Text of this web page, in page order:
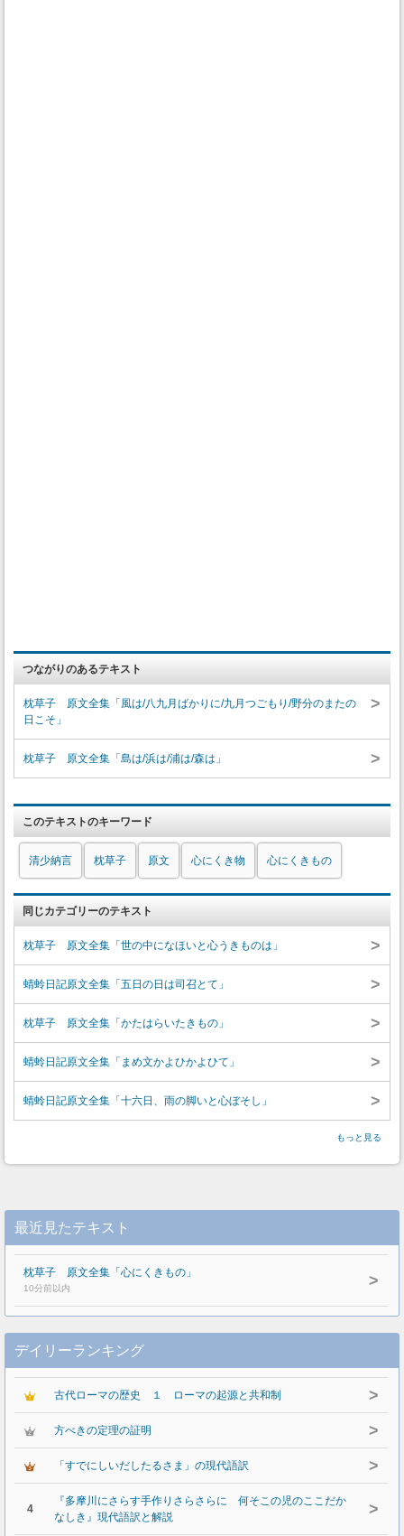
つながりのあるテキスト
枕草子 原文全集「風は/八九月ばかりに/九月つごもり/野分のまたの
日こそ」
>
枕草子 原文全集「島は/浜は/浦は/森は」 >
このテキストのキーワード
清少納言 枕草子 原文 心にくき物 心にくきもの
同じカテゴリーのテキスト
枕草子 原文全集「世の中になほいと心うきものは」 >
蜻蛉日記原文全集「五日の日は司召とて」 >
枕草子 原文全集「かたはらいたきもの」 >
蜻蛉日記原文全集「まめ文かよひかよひて」 >
蜻蛉日記原文全集「十六日、雨の脚いと心ぼそし」 >
もっと見る
最近見たテキスト
枕草子 原文全集「心にくきもの」
10分前以内 >
デイリーランキング
古代ローマの歴史 １ ローマの起源と共和制 >
方べきの定理の証明 >
「すでにしいだしたるさま」の現代語訳 >
4
『多摩川にさらす手作りさらさらに 何そこの児のここだか
なしき』現代語訳と解説
>